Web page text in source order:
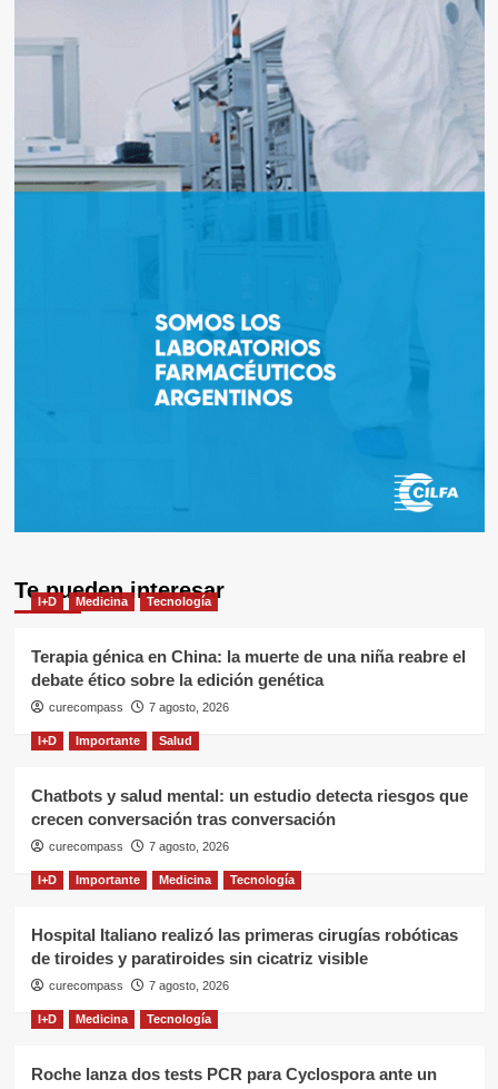
Te pueden interesar
I+D Medicina Tecnología
Terapia génica en China: la muerte de una niña reabre el
debate ético sobre la edición genética
curecompass 7 agosto, 2026
I+D Importante Salud
Chatbots y salud mental: un estudio detecta riesgos que
crecen conversación tras conversación
curecompass 7 agosto, 2026
I+D Importante Medicina Tecnología
Hospital Italiano realizó las primeras cirugías robóticas
de tiroides y paratiroides sin cicatriz visible
curecompass 7 agosto, 2026
I+D Medicina Tecnología
Roche lanza dos tests PCR para Cyclospora ante un